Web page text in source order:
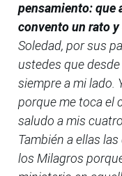
pensamiento: que
convento un rato
Soledad, por sus
ustedes que
siempre a mi lado.
porque me toca el
saludo a mis
También a ellas
los Milagros